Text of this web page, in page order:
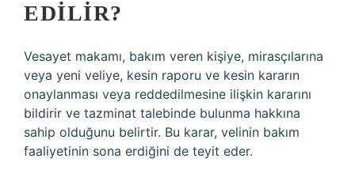
EDILIR?
Vesayet makamı, bakım veren kişiye, mirasçılarına
veya yeni veliye, kesin raporu ve kesin kararın
onaylanması veya reddedilmesine ilişkin kararını
bildirir ve tazminat talebinde bulunma hakkına
sahip olduğunu belirtir. Bu karar, velinin bakım
faaliyetinin sona erdiğini de teyit eder.